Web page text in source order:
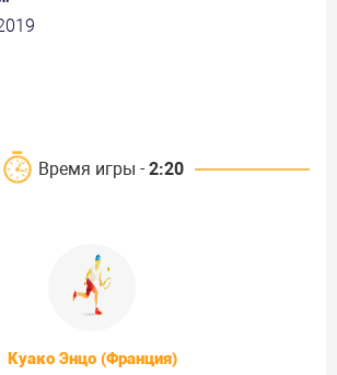
Время игры - 2:20
Куако Энцо (Франция)